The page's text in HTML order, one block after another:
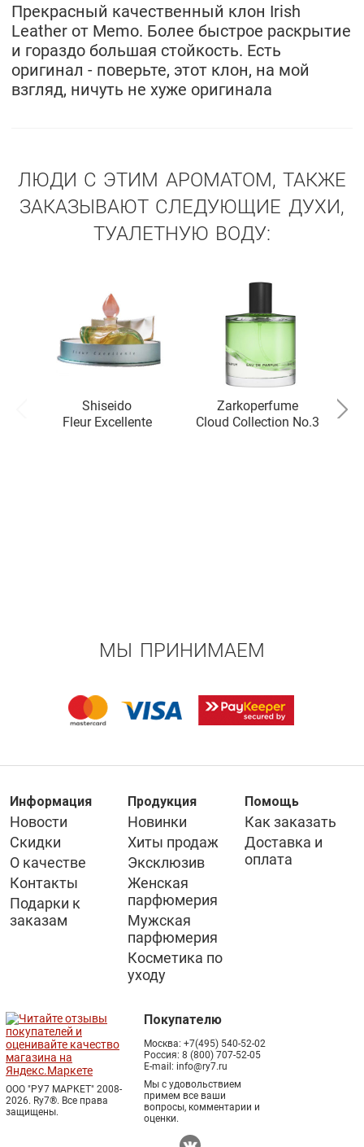
Прекрасный качественный клон Irish
Leather от Memo. Более быстрое раскрытие
и гораздо большая стойкость. Есть
оригинал - поверьте, этот клон, на мой
взгляд, ничуть не хуже оригинала
ЛЮДИ С ЭТИМ АРОМАТОМ, ТАКЖЕ
ЗАКАЗЫВАЮТ СЛЕДУЮЩИЕ ДУХИ,
ТУАЛЕТНУЮ ВОДУ:
Shiseido
Fleur Excellente
Zarkoperfume
Cloud Collection No.3
МЫ ПРИНИМАЕМ
Информация
Новости
Скидки
О качестве
Контакты
Подарки к
заказам
Продукция
Новинки
Хиты продаж
Эксклюзив
Женская
парфюмерия
Мужская
парфюмерия
Косметика по
уходу
Помощь
Как заказать
Доставка и
оплата
ООО "РУ7 МАРКЕТ" 2008-
2026. Ry7®. Все права
защищены.
Покупателю
Москва: +7(495) 540-52-02
Россия: 8 (800) 707-52-05
E-mail: info@ry7.ru
Мы с удовольствием
примем все ваши
вопросы, комментарии и
оценки.